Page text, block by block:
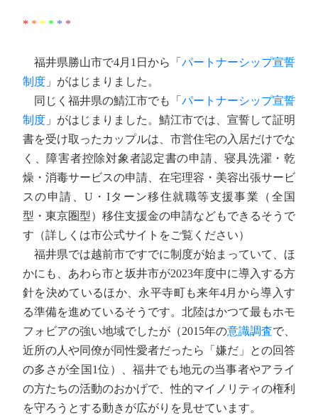
* * * * * *
福井県勝山市で4月1日から「 パートナーシップ宣誓
制度 」がはじまりました。
同じく福井県の鯖江市でも「 パートナーシップ宣誓
制度 」がはじまりました。鯖江市では、宣誓して証明
書を受け取ったカップルは、市営住宅の入居だけでな
く、障害者控除対象者認定書の申請、寝具洗濯・乾
燥・消毒サービスの申請、在宅理容・美容出張サービ
スの申請、U・Iターン移住就職等支援事業（全国
型・東京圏型）移住支援金の申請などもできるそうで
す（詳しくは市公式サイトをご覧ください）
福井県では越前市ですでに制度が始まっていて、ほ
かにも、あわら市と坂井市が2023年度中に導入する方
針を決めているほか、永平寺町も来年4月から導入す
る準備を進めているそうです。北陸はかつて最もホモ
フォビアの強い地域でしたが（2015年の意識調査で、
近所の人や同僚が同性愛者だったら「嫌だ」との回答
の多さが全国1位）、福井でも地元の当事者やアライ
の方たちの活動のおかげで、性的マイノリティの権利
を守ろうとする動きが広がりを見せています。